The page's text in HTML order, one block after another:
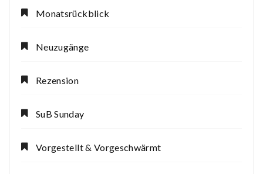
Monatsrückblick
Neuzugänge
Rezension
SuB Sunday
Vorgestellt & Vorgeschwärmt